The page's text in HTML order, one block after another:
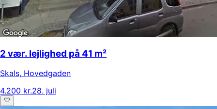
2 vær. lejlighed på 41 m²
Skals, Hovedgaden
4.200 kr.28. juli